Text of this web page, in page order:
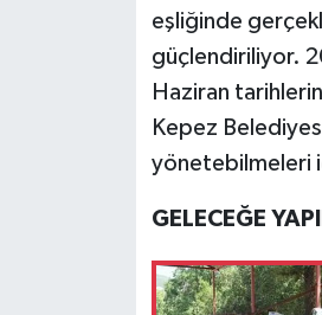
eşliğinde
güçlendiriliyor.
Haziran
Kepez
yönetebilmeleri
GELECEĞE